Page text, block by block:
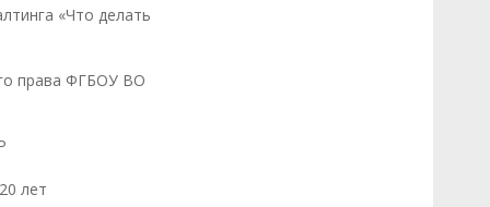
«Что делать
права ФГБОУ ВО
лет